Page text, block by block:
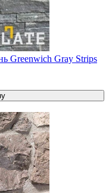
Greenwich Gray Strips